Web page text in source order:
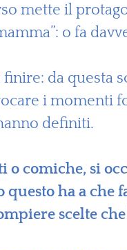
mette il
o fa
da questa
i momenti
definiti.
comiche, si
ha a che
scelte che